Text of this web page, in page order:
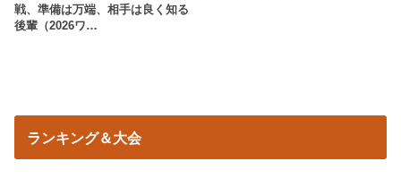
戦、準備は万端、相手は良く知る
後輩（2026ワ…
ランキング＆大会